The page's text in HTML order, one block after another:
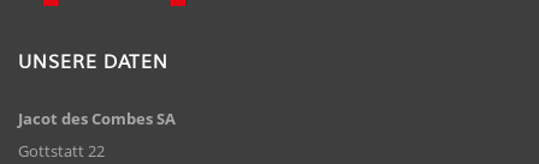
UNSERE DATEN
Jacot des Combes SA
Gottstatt 22